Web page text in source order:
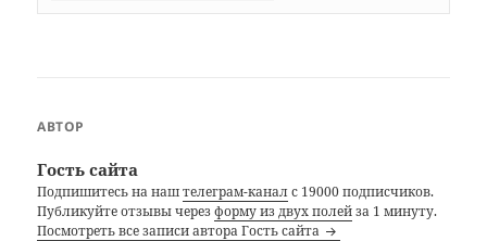
АВТОР
Гость сайта
Подпишитесь на наштелеграм-каналс 19000 подписчиков.
Публикуйте отзывы черезформу из двух полейза 1 минуту.
Посмотреть все записи автора Гость сайта